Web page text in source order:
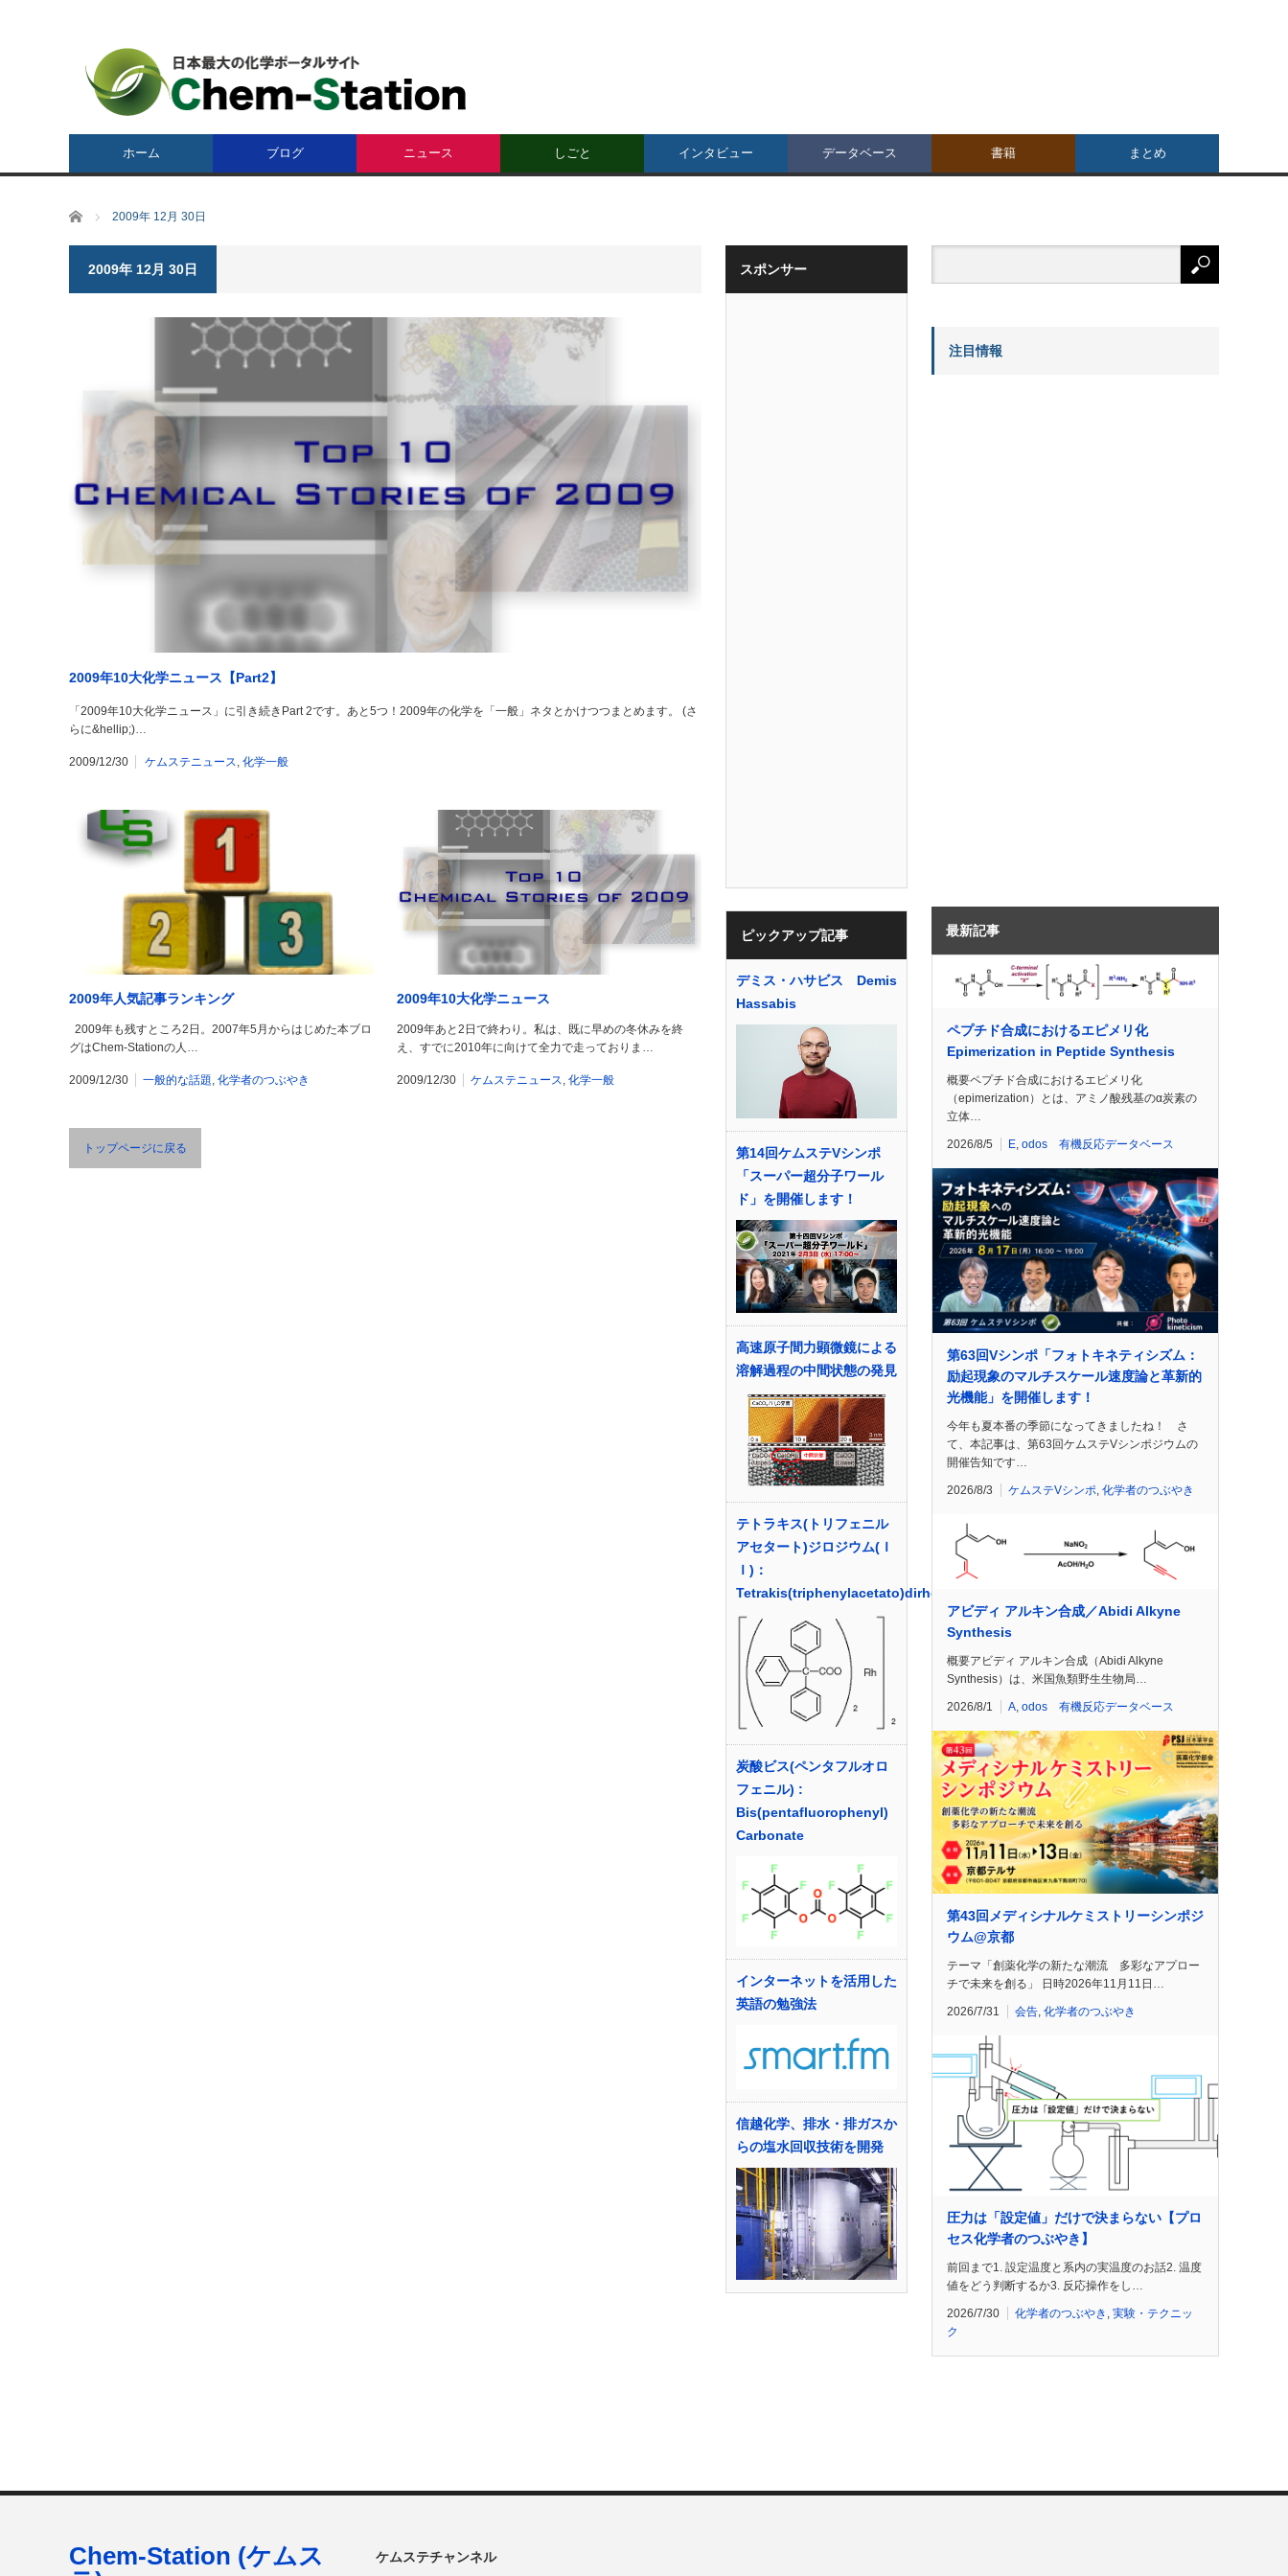
ホーム ブログ ニュース しごと インタビュー データベース 書籍 まとめ
ホーム 2009年 12月 30日
2009年 12月 30日
2009年10大化学ニュース【Part2】
「2009年10大化学ニュース」に引き続きPart 2です。あと5つ！2009年の化学を「一般」ネタとかけつつまとめます。 (さ
らに&hellip;)…
2009/12/30 ケムステニュース, 化学一般
2009年人気記事ランキング
2009年も残すところ2日。2007年5月からはじめた本ブロ
グはChem-Stationの人…
2009/12/30 一般的な話題, 化学者のつぶやき
2009年10大化学ニュース
2009年あと2日で終わり。私は、既に早めの冬休みを終
え、すでに2010年に向けて全力で走っておりま…
2009/12/30 ケムステニュース, 化学一般
トップページに戻る
スポンサー
ピックアップ記事
デミス・ハサビス Demis
Hassabis
第14回ケムステVシンポ
「スーパー超分子ワール
ド」を開催します！
高速原子間力顕微鏡による
溶解過程の中間状態の発見
テトラキス(トリフェニル
アセタート)ジロジウム(Ｉ
Ｉ)：
Tetrakis(triphenylacetato)dirhodium(II)
炭酸ビス(ペンタフルオロ
フェニル) :
Bis(pentafluorophenyl)
Carbonate
インターネットを活用した
英語の勉強法
信越化学、排水・排ガスか
らの塩水回収技術を開発
注目情報
最新記事
ペプチド合成におけるエピメリ化
Epimerization in Peptide Synthesis
概要ペプチド合成におけるエピメリ化
（epimerization）とは、アミノ酸残基のα炭素の
立体…
2026/8/5 E, odos 有機反応データベース
第63回Vシンポ「フォトキネティシズム：
励起現象のマルチスケール速度論と革新的
光機能」を開催します！
今年も夏本番の季節になってきましたね！ さ
て、本記事は、第63回ケムステVシンポジウムの
開催告知です…
2026/8/3 ケムステVシンポ 化学者のつぶやき
アビディ アルキン合成／Abidi Alkyne
Synthesis
概要アビディ アルキン合成（Abidi Alkyne
Synthesis）は、米国魚類野生生物局…
2026/8/1 A odos 有機反応データベース
第43回メディシナルケミストリーシンポジ
ウム@京都
テーマ「創薬化学の新たな潮流 多彩なアプロー
チで未来を創る」 日時2026年11月11日…
2026/7/31 会告, 化学者のつぶやき
圧力は「設定値」だけで決まらない【プロ
セス化学者のつぶやき】
前回まで1. 設定温度と系内の実温度のお話2. 温度
値をどう判断するか3. 反応操作をし…
2026/7/30 化学者のつぶやき , 実験・テクニッ
ク
ケムステチャンネル
Chem-Station (ケムス